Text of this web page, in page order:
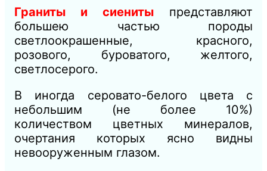
Граниты и сиениты представляют
большею частью породы
светлоокрашенные, красного,
розового, буроватого, желтого,
светлосерого.
B иногда серовато-белого цвета с
небольшим (не более 10%)
количеством цветных минералов,
очертания которых ясно видны
невооруженным глазом.